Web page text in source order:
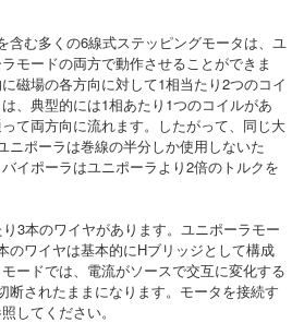
含む多くの6線式ステッピングモータは、ユ
モードの両方で動作させることができま
磁場の各方向に対して1相当たり2つのコイ
、典型的には1相あたり1つのコイルがあ
て両方向に流れます。したがって、同じ大
ニポーラは巻線の半分しか使用しないた
イポーラはユニポーラより2倍のトルクを
3本のワイヤがあります。ユニポーラモー
のワイヤは基本的にHブリッジとして構成
ードでは、電流がソースで交互に変化する
断されたままになります。モータを接続す
してください。